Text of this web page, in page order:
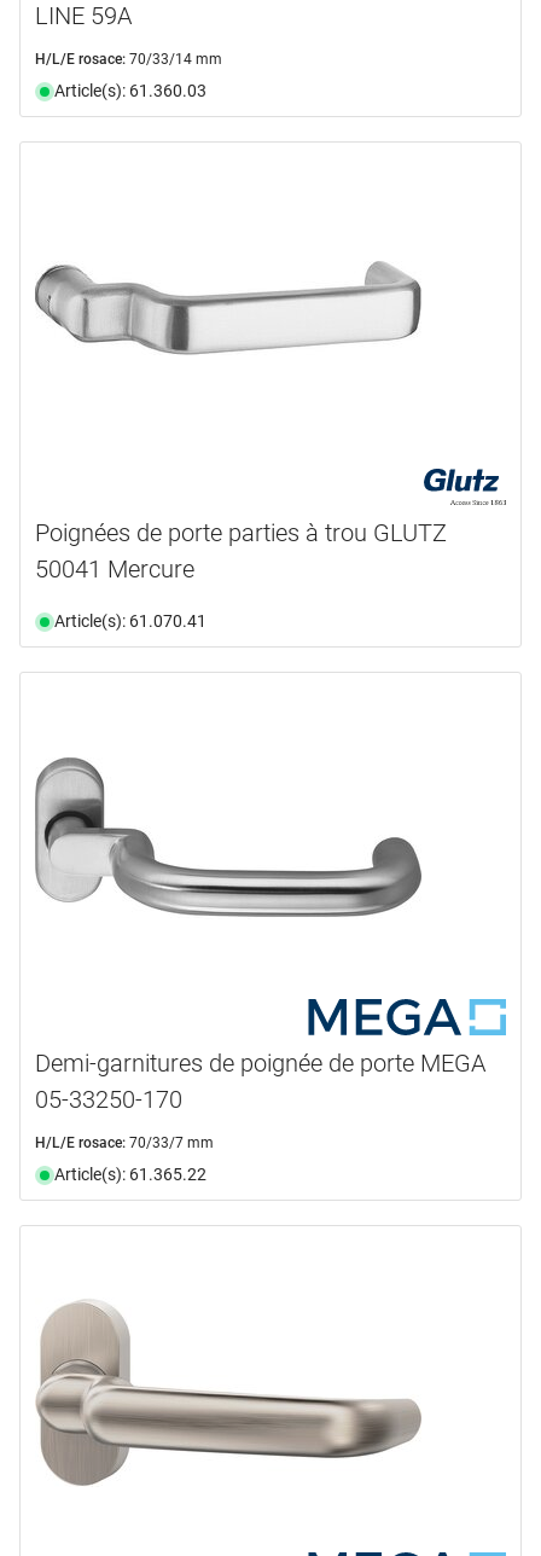
LINE 59A
H/L/E rosace: 70/33/14 mm
Article(s): 61.360.03
Poignées de porte parties à trou GLUTZ
50041 Mercure
Article(s): 61.070.41
Demi-garnitures de poignée de porte MEGA
05-33250-170
H/L/E rosace: 70/33/7 mm
Article(s): 61.365.22